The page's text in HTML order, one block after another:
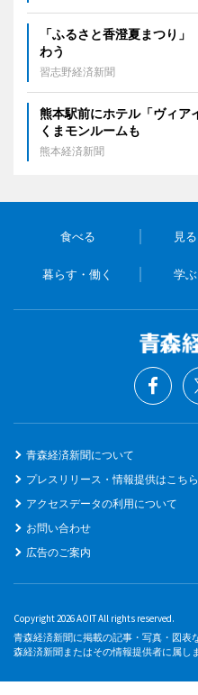
「ふるさと香澄夏まつり
わう
習志野経済新聞
熊本駅前にホテル「ヴィ
くまモンルームも
熊本経済新聞
食べる 見
暮らす・働く 学
青森経済新聞について
プレスリリース・情報提供はこち
アクセスデータの利用について
お問い合わせ
広告のご案内
Copyright 2026 AOIT All rights reserved.
青森経済新聞に掲載の記事・写真・図表
森経済新聞またはその情報提供者に属しま